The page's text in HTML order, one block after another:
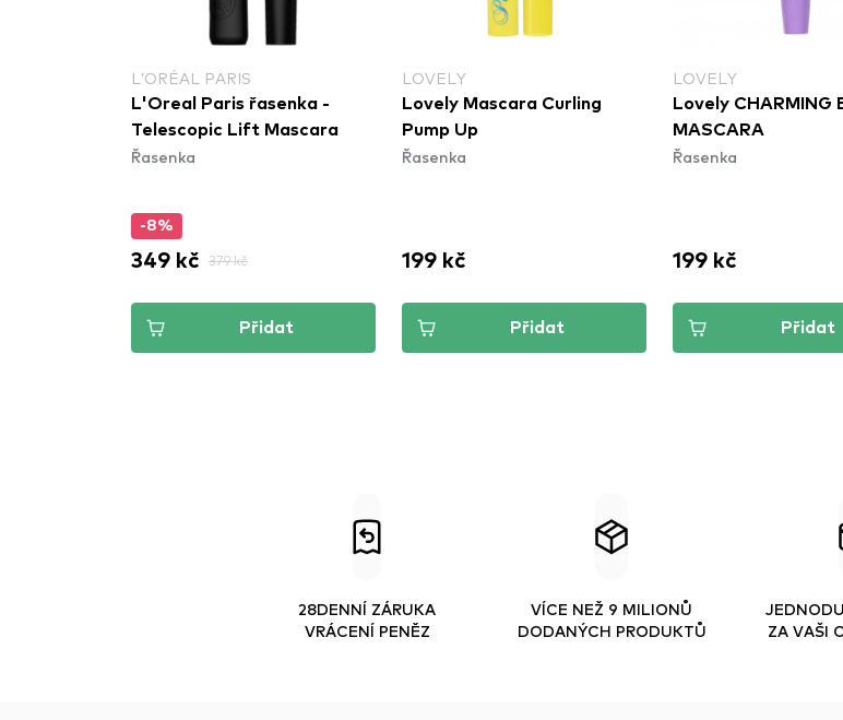
L’ORÉAL PARIS
L'Oreal Paris řasenka -
Telescopic Lift Mascara
Řasenka
-8%
349 kč 379 kč
Přidat
LOVELY
Lovely Mascara Curling
Pump Up
Řasenka
199 kč
Přidat
LOVELY
Lovely CHARMING
MASCARA
Řasenka
199 kč
Přidat
28DENNÍ ZÁRUKA
VRÁCENÍ PENĚZ
VÍCE NEŽ 9 MILIONŮ
DODANÝCH PRODUKTŮ
ZA VAŠI